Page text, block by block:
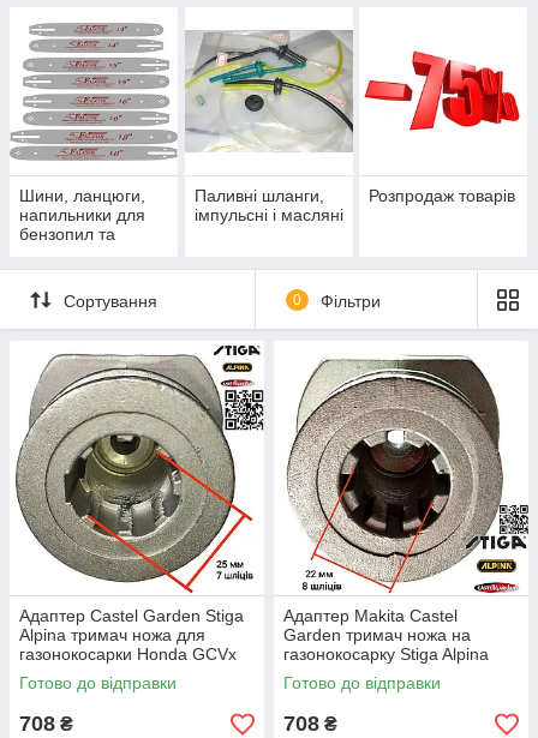
Шини, ланцюги,
напильники для
бензопил та
Паливні шланги,
імпульсні і масляні
Розпродаж товарів
Сортування 0 Фільтри
Адаптер Castel Garden Stiga
Alpina тримач ножа для
газонокосарки Honda GCVx
170 D 25мм h 66мм
122465608/3
Готово до відправки
708 ₴
Адаптер Makita Castel
Garden тримач ножа на
газонокосарку Stiga Alpina
муфта на Honda Mountfield
D22мм h66мм 122465607/4
664465607
Готово до відправки
708 ₴